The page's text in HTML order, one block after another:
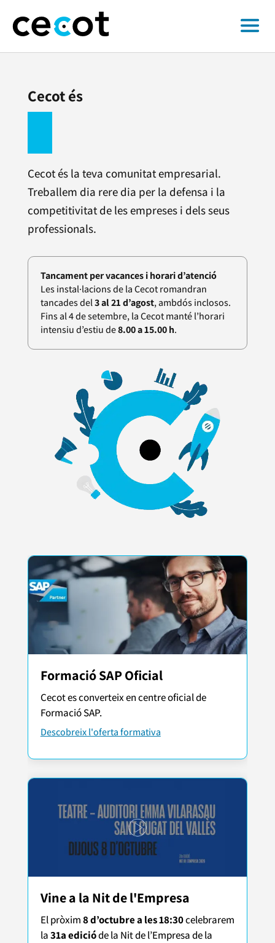
Cecot és
Cecot és la teva comunitat empresarial.
Treballem dia rere dia per la defensa i la
competitivitat de les empreses i dels seus
professionals.
Tancament per vacances i horari d’atenció
Les instal·lacions de la Cecot romandran
tancades del3 al 21 d’agost, ambdós inclosos.
Fins al 4 de setembre, la Cecot manté l’horari
intensiu d’estiu de8.00 a 15.00 h.
Formació SAP Oficial
Cecot es converteix en centre oficial de
Formació SAP.
Descobreix l'oferta formativa
Vine a la Nit de l'Empresa
El pròxim8 d’octubre a les 18:30celebrarem
la31a edicióde la Nit de l’Empresa de la